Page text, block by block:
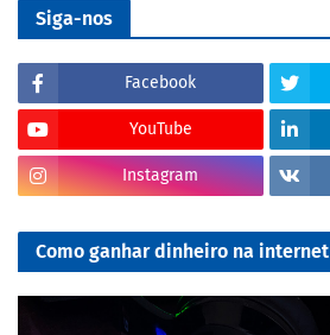
Siga-nos
Facebook
YouTube
Instagram
Como ganhar dinheiro na internet